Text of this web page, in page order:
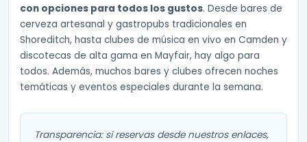
con opciones para todos los gustos. Desde bares de
cerveza artesanal y gastropubs tradicionales en
Shoreditch, hasta clubes de música en vivo en Camden y
discotecas de alta gama en Mayfair, hay algo para
todos. Además, muchos bares y clubes ofrecen noches
temáticas y eventos especiales durante la semana.
Transparencia: si reservas desde nuestros enlaces,